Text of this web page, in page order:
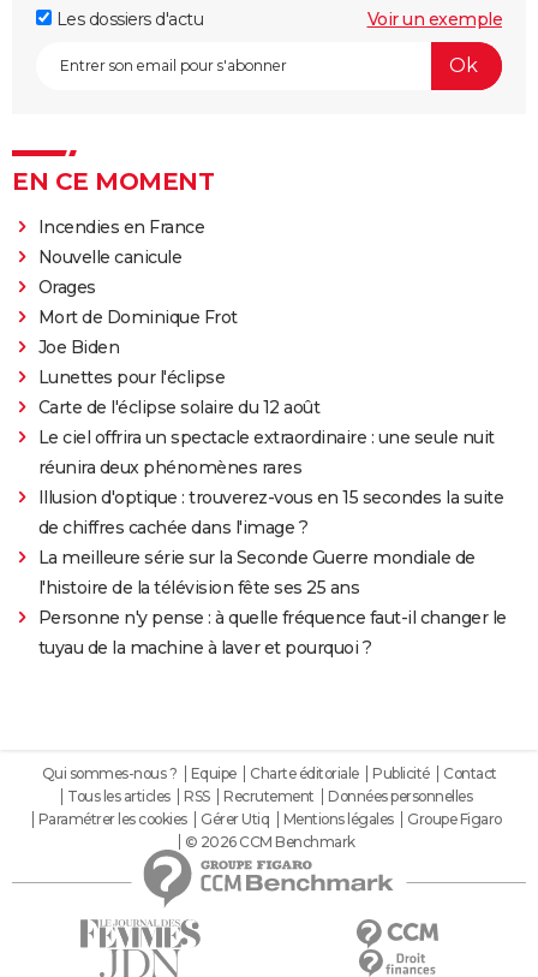
Les dossiers d'actu
Voir un exemple
EN CE MOMENT
Incendies en France
Nouvelle canicule
Orages
Mort de Dominique Frot
Joe Biden
Lunettes pour l'éclipse
Carte de l'éclipse solaire du 12 août
Le ciel offrira un spectacle extraordinaire : une seule nuit
réunira deux phénomènes rares
Illusion d'optique : trouverez-vous en 15 secondes la suite
de chiffres cachée dans l'image ?
La meilleure série sur la Seconde Guerre mondiale de
l'histoire de la télévision fête ses 25 ans
Personne n'y pense : à quelle fréquence faut-il changer le
tuyau de la machine à laver et pourquoi ?
Qui sommes-nous ? Equipe Charte éditoriale Publicité
Contact
Tous les articles
RSS Recrutement
Données personnelles
Paramétrer les cookies
Gérer Utiq Mentions légales
Groupe Figaro
© 2026 CCM Benchmark